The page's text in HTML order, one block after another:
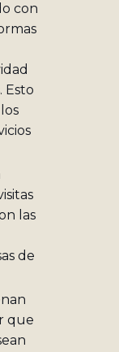
con
Esto
las
de
que